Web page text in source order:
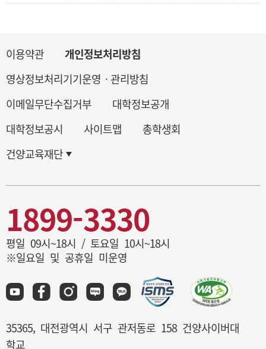
이용약관
개인정보처리방침
영상정보처리기기운영ㆍ관리방침
이메일무단수집거부
대학정보공개
대학정보공시
사이트맵
총학생회
건양교육재단
1899-3330
평일 09시~18시 / 토요일 10시~18시
※일요일 및 공휴일 미운영
35365, 대전광역시 서구 관저동로 158 건양사이버대
학교